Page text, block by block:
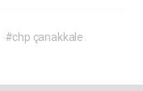
#chp çanakkale